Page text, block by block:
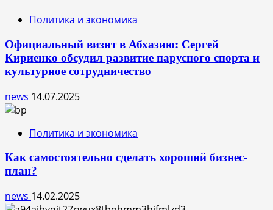
Политика и экономика
Официальный визит в Абхазию: Сергей
Кириенко обсудил развитие парусного спорта и
культурное сотрудничество
news 14.07.2025
Политика и экономика
Как самостоятельно сделать хороший бизнес-
план?
news 14.02.2025